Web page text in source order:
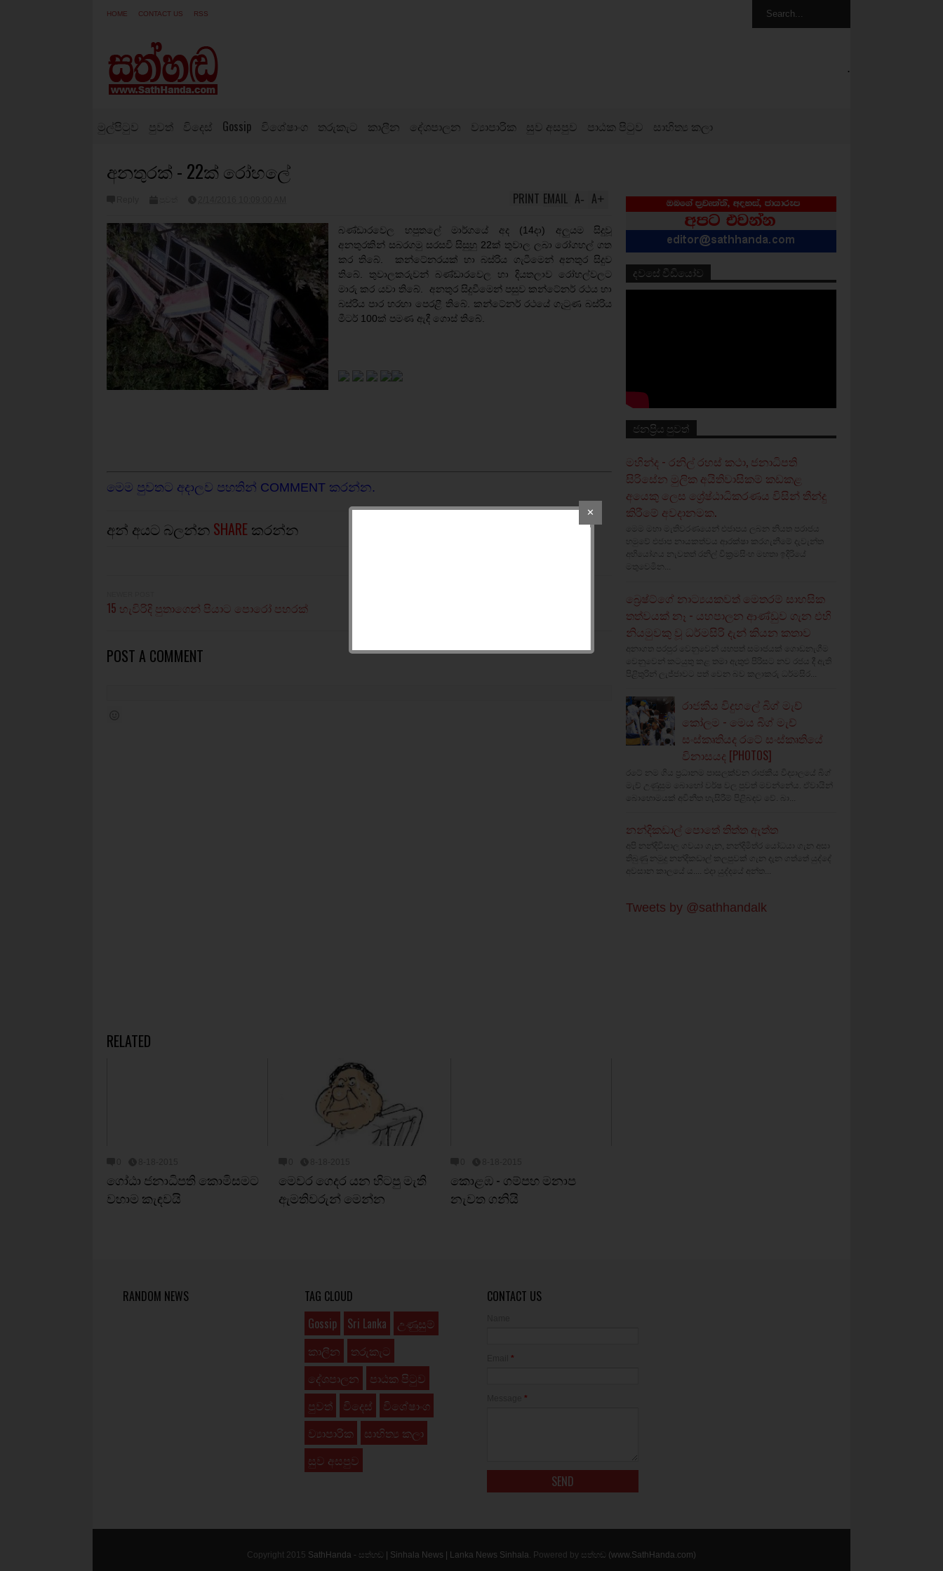
HOME CONTACT US RSS
.
මුල්පිටුව පුවත් විදෙස් Gossip විශේෂාංග තරුකැට කාලීන දේශපාලන ව්‍යාපාරික සුව අසපුව පාඨක පිටුව සාහිත්‍ය කලා
අනතුරක් - 22ක් රෝහලේ
A+
A-
EMAIL
PRINT
බණ්ඩාරවෙල හපුතලේ මාර්ගයේ අද (14දා) අලුයම සිදුවූ
අනතුරකින් සබරගමු සරසවි සිසුහු 22ක් තුවාල ලබා රෝගහල් ගත
කර තිබේ. කන්ටේනරයක් හා බස්රිය ගැටීමෙන් අනතුර සිදුව
තිබේ. තුවාලකරුවන් බණ්ඩාරවෙල හා දියතලාව රෝහල්වලට
මාරු කර යවා තිබේ. අනතුර සිදුවීමෙන් පසුව කන්ටේනර් රථය හා
බස්රිය පාර හරහා පෙරළී තිබේ. කන්ටේනර් රථයේ ගැටුණ බස්රිය
මීටර් 100ක් පමණ ඇදී ගොස් තිබේ.
මෙම පුවතට අදාලව පහතින් COMMENT කරන්න.
අන් අයට බලන්න SHARE කරන්න
15 හැවිරිදි පුතාගෙන් පියාට පොරෝ පහරක්
POST A COMMENT
RELATED
ගෝඨා ජනාධිපති කොමිසමට
වහාම කැඳවයි
මෙවර ගෙදර යන හිටපු මැති
ඇමතිවරුන් මෙන්න
කොළඹ - ගම්පහ මනාප
නැවත ගනියි
දවසේ වීඩියෝව
ජනප්‍රිය පුවත්
මහින්ද - රනිල් රහස් කථා, ජනාධිපති
සිරිසේන මුලික අයිතිවාසිකම් කඩකළ
අයෙකු ලෙස ශ්‍රේෂ්ඨාධිකරණය විසින් තීන්දු
කිරීමේ අවදානමක.
මෙම මහා මැතිවරණයෙන් එජාපය ලබන නියත පරාජය
හමුවේ එජාප නායකත්වය ආරක්ෂා කරගැනීමේ දැවැන්ත
අභියෝගය නැවතත් රනිල් වික්‍රමසිංහ මහතා ඉදිරියේ
මතුවෙමින...
බ්‍රෙෂ්ට්ගේ නාට්‍යයකවත් මෙතරම් සාහසික
තත්වයක් නෑ - යහපාලන ආණ්ඩුව ගැන එහි
නියමුවකු වූ ධර්මසිරි දැන් කියන කතාව
අනාගත පරපුර වෙනුවෙන් යහපත් සමාජයක් ගොඩනැගීම
වෙනුවෙන් කටයුතු කළ තමා ඇතුළු පිරිසට නව රජය දී ඇති
පිළිතුරින් ලැජ්ජාවට පත් වෙන බව කලාකරු ධර්මසිර...
රාජකීය විදුහලේ බිග් මැච්
කෝලම - මෙය බිග් මැච්
සංස්කෘතියද රටේ සංස්කෘතියේ
විනාසයද [PHOTOS]
රටේ නම ගිය ප්‍රධානම පාසලක්වන රාජකීය විද්‍යාලයේ බිග්
මැච් උණුසුම බොහෝ වර්ෂ වල පුවත් මවන්නේය. ඒවායින්
බොහොමයක් අවිනීත හැසිරීම් පිළිබඳව වේ. බා...
නන්දිකඩාල් පොතේ තිත්ත ඇත්ත
අපි නන්දිවිසාල ගවයා ගැන, නන්දිමිත්ර යෝධයා ගැන අසා
තිබුණු නමුදු නන්දිකඩාල් කලපුවක් ගැන දැන ගත්තේ යුද්දේ
අවසාන කාලයේ ය.... එදා යුද්දයේ අන්ත...
Tweets by @sathhandalk
✕
RANDOM NEWS
TAG CLOUD
Gossip
Sri Lanka
උණුසුම්
කාලීන
තරුකැට
දේශපාලන
පාඨක පිටුව
පුවත්
විදෙස්
විශේෂාංග
ව්‍යාපාරික
සාහිත්‍ය කලා
සුව අසපුව
CONTACT US
*
*
Copyright 2015 SathHanda - සත්හඬ | Sinhala News | Lanka News Sinhala. Powered by සත්හඬ (www.SathHanda.com)